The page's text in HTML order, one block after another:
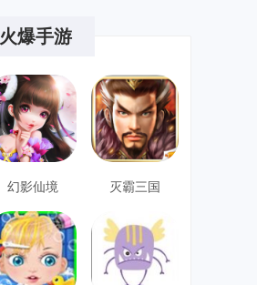
火爆手游
幻影仙境 灭霸三国